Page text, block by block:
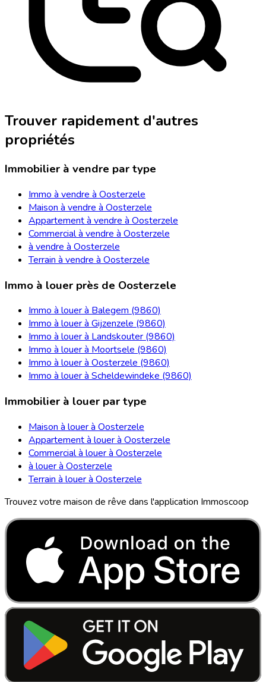
Trouver rapidement d'autres
propriétés
Immobilier à vendre par type
Immo à vendre à Oosterzele
Maison à vendre à Oosterzele
Appartement à vendre à Oosterzele
Commercial à vendre à Oosterzele
à vendre à Oosterzele
Terrain à vendre à Oosterzele
Immo à louer près de Oosterzele
Immo à louer à Balegem (9860)
Immo à louer à Gijzenzele (9860)
Immo à louer à Landskouter (9860)
Immo à louer à Moortsele (9860)
Immo à louer à Oosterzele (9860)
Immo à louer à Scheldewindeke (9860)
Immobilier à louer par type
Maison à louer à Oosterzele
Appartement à louer à Oosterzele
Commercial à louer à Oosterzele
à louer à Oosterzele
Terrain à louer à Oosterzele
Trouvez votre maison de rêve dans l'application Immoscoop